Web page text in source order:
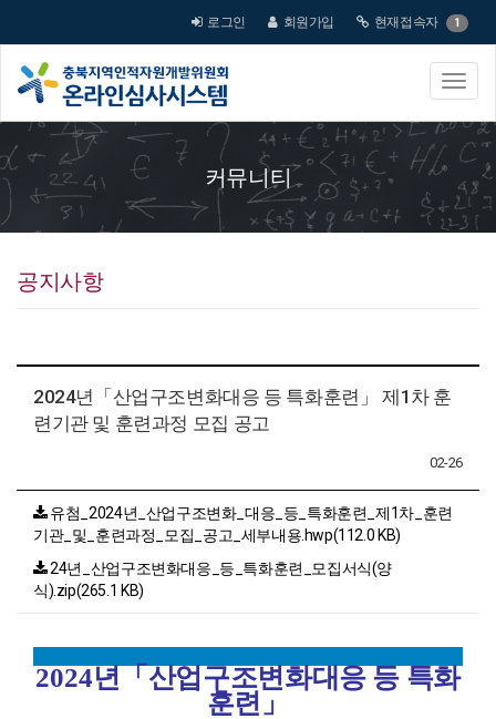
로그인 회원가입 현재접속자 1
커뮤니티
공지사항
2024년「산업구조변화대응 등 특화훈련」 제1차 훈
련기관 및 훈련과정 모집 공고
02-26
유첨_2024년_산업구조변화_대응_등_특화훈련_제1차_훈련
기관_및_훈련과정_모집_공고_세부내용.hwp(112.0 KB)
24년_산업구조변화대응_등_특화훈련_모집서식(양
식).zip(265.1 KB)
2024년 「 산업구조변화대응 등 특화
훈련 」